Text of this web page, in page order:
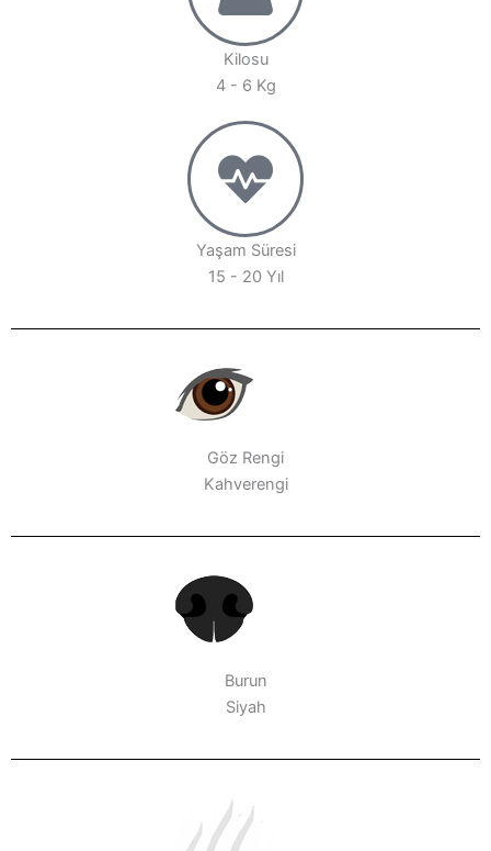
Kilosu
4 - 6 Kg
Yaşam Süresi
15 - 20 Yıl
Göz Rengi
Kahverengi
Burun
Siyah